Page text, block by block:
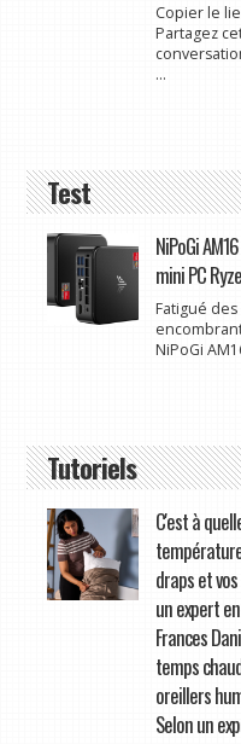
Copier le
Partagez
...
Test
NiPoGi
mini PC
Fatigué
NiPoGi
Tutoriels
C'est à
draps et
un expert
Frances
temps
oreillers
Selon un